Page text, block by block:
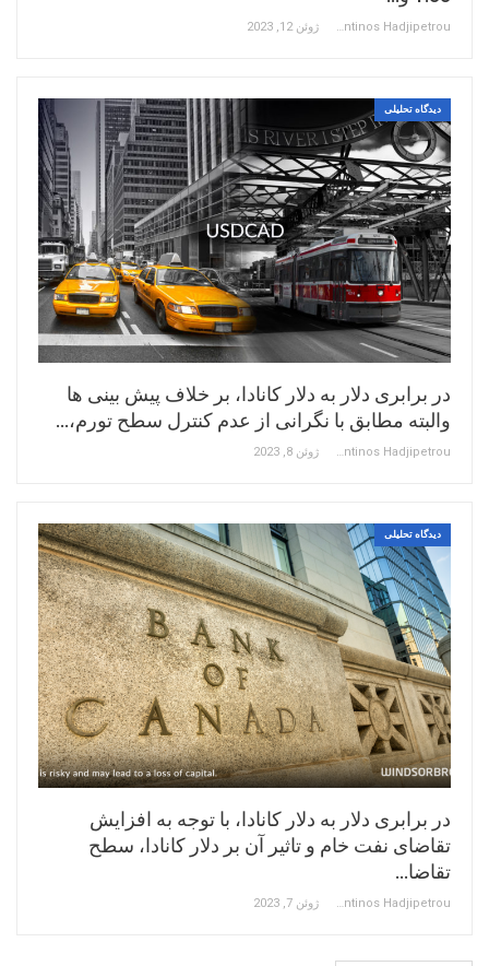
Constantinos Hadjipetrou ژوئن 12, 2023
دیدگاه تحلیلی
در برابری دلار به دلار کانادا، بر خلاف پیش بینی ها
والبته مطابق با نگرانی از عدم کنترل سطح تورم،…
Constantinos Hadjipetrou ژوئن 8, 2023
دیدگاه تحلیلی
در برابری دلار به دلار کانادا، با توجه به افزایش
تقاضای نفت خام و تاثیر آن بر دلار کانادا، سطح
تقاضا…
Constantinos Hadjipetrou ژوئن 7, 2023